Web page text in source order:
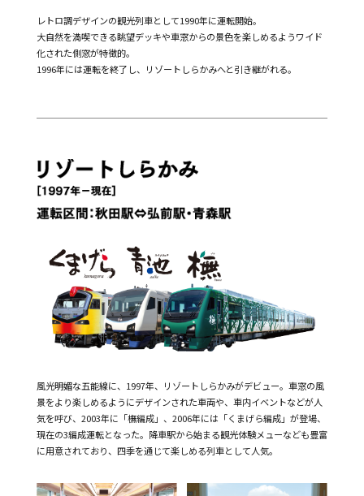
レトロ調デザインの観光列車として1990年に運転開始。
大自然を満喫できる眺望デッキや車窓からの景色を楽しめるようワイド
化された側窓が特徴的。
1996年には運転を終了し、リゾートしらかみへと引き継がれる。
風光明媚な五能線に、1997年、リゾートしらかみがデビュー。車窓の風
景をより楽しめるようにデザインされた車両や、車内イベントなどが人
気を呼び、2003年に「橅編成」、2006年には「くまげら編成」が登場、
現在の3編成運転となった。降車駅から始まる観光体験メューなども豊富
に用意されており、四季を通じて楽しめる列車として人気。